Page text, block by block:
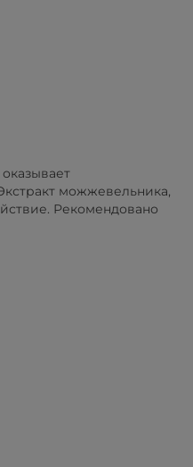
можжевельника,
Рекомендовано